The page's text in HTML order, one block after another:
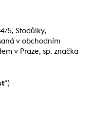
5, Stodůlky,
v obchodním
v Praze, sp. značka
“)